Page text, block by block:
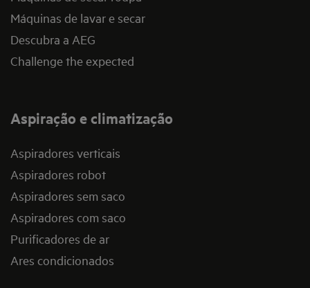
Máquinas de lavar e secar
Descubra a AEG
Challenge the expected
Aspiração e climatização
Aspiradores verticais
Aspiradores robot
Aspiradores sem saco
Aspiradores com saco
Purificadores de ar
Ares condicionados